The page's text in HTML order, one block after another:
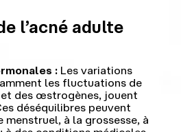
l’acné adulte
:Les variations
les fluctuations de
des œstrogènes, jouent
déséquilibres peuvent
menstruel, à la grossesse, à